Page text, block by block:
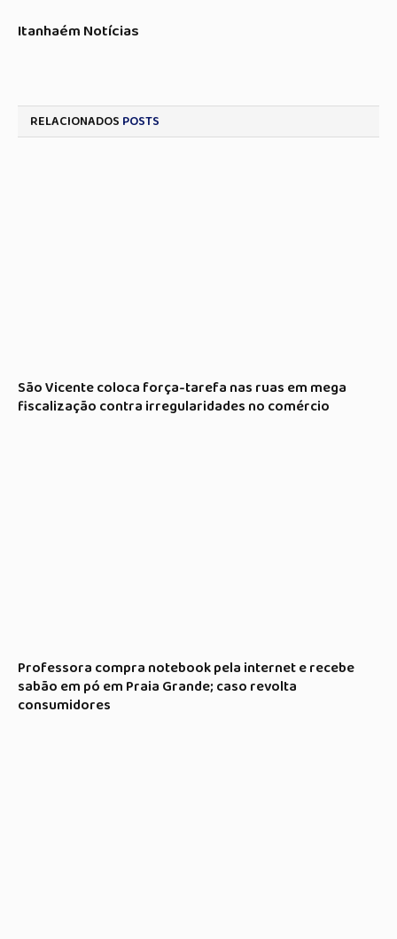
Itanhaém Notícias
RELACIONADOS POSTS
São Vicente coloca força-tarefa nas ruas em mega
fiscalização contra irregularidades no comércio
Professora compra notebook pela internet e recebe
sabão em pó em Praia Grande; caso revolta
consumidores